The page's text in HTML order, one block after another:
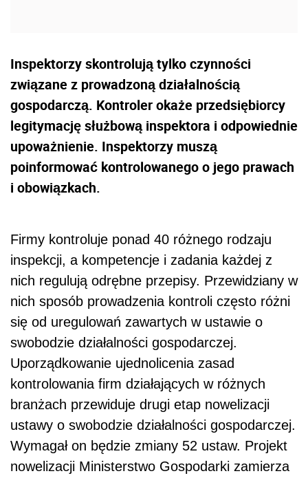
Inspektorzy skontrolują tylko czynności
związane z prowadzoną działalnością
gospodarczą. Kontroler okaże przedsiębiorcy
legitymację służbową inspektora i odpowiednie
upoważnienie. Inspektorzy muszą
poinformować kontrolowanego o jego prawach
i obowiązkach.
Firmy kontroluje ponad 40 różnego rodzaju
inspekcji, a kompetencje i zadania każdej z
nich regulują odrębne przepisy. Przewidziany w
nich sposób prowadzenia kontroli często różni
się od uregulowań zawartych w ustawie o
swobodzie działalności gospodarczej.
Uporządkowanie ujednolicenia zasad
kontrolowania firm działających w różnych
branżach przewiduje drugi etap nowelizacji
ustawy o swobodzie działalności gospodarczej.
Wymagał on będzie zmiany 52 ustaw. Projekt
nowelizacji Ministerstwo Gospodarki zamierza